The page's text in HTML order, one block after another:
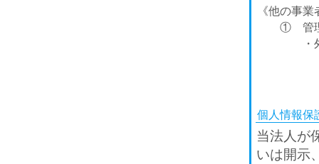
《他の事
① 管理
・外部
個人情報保
当法人が
いは開示